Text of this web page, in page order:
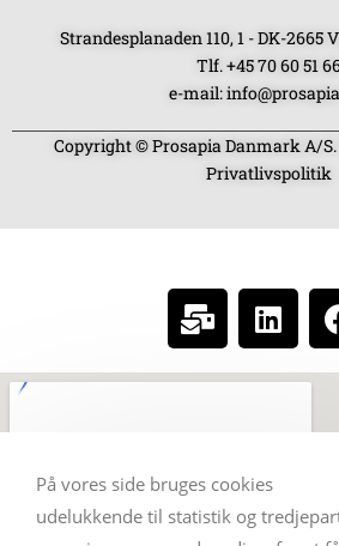
Strandesplanaden 110, 1 - DK-
Tlf. +45 70 60 51
e-mail:
Copyright © Prosapia Danmark A/
Privatlivspolitik
På vores side bruges cookies
udelukkende til statistik og